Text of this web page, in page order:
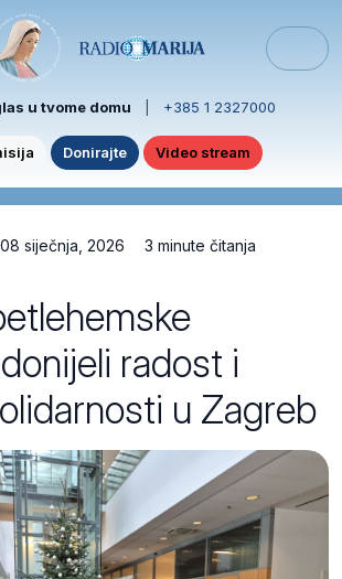
u tvome domu +385 1 2327000
Donirajte Video stream
08 siječnja, 2026 3 minute čitanja
radost i
u Zagreb